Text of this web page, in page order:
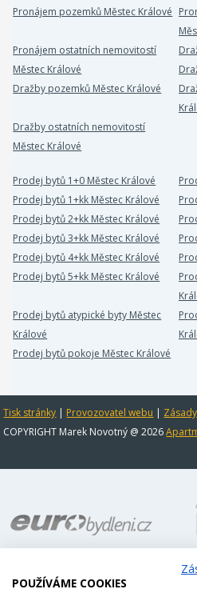
Pronájem pozemků Městec Králové
Pronájem ostatních nemovitostí
Městec Králové
Dražby pozemků Městec Králové
Dražby ostatních nemovitostí
Městec Králové
Prodej bytů 1+0 Městec Králové
Prodej bytů 1+kk Městec Králové
Prodej bytů 2+kk Městec Králové
Prodej bytů 3+kk Městec Králové
Prodej bytů 4+kk Městec Králové
Prodej bytů 5+kk Městec Králové
Prodej bytů atypické byty Městec
Králové
Prodej bytů pokoje Městec Králové
Tisk stránky | Provozovatel webu |
COPYRIGHT Marek Novotný @ 2026
POUŽÍVÁME COOKIES